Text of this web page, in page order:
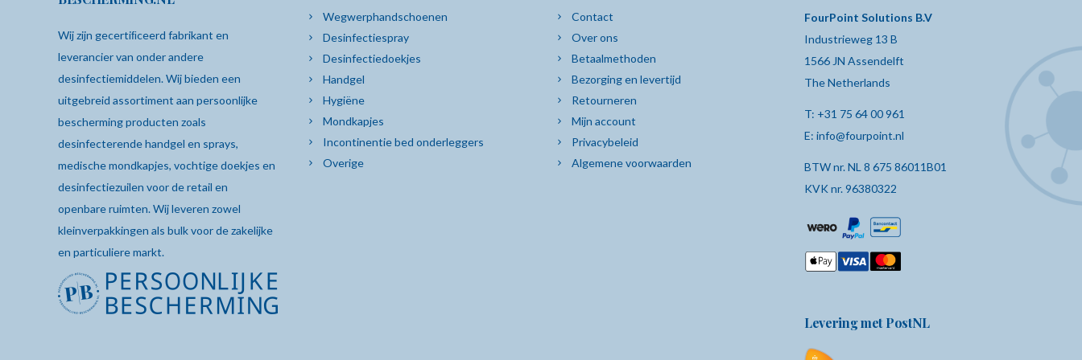
Wij zijn gecertiﬁceerd fabrikant en
leverancier van onder andere
desinfectiemiddelen. Wij bieden een
uitgebreid assortiment aan persoonlijke
bescherming producten zoals
desinfecterendehandgel en sprays,
medische mondkapjes, vochtige doekjes en
desinfectiezuilen voor de retail en
openbare ruimten. Wij leveren zowel
kleinverpakkingen als bulk voor de zakelijke
en particuliere markt.
Wegwerphandschoenen
Desinfectiespray
Desinfectiedoekjes
Handgel
Hygiëne
Mondkapjes
Incontinentie bed onderleggers
Overige
Contact
Over ons
Betaalmethoden
Bezorging en levertijd
Retourneren
Mijn account
Privacybeleid
Algemene voorwaarden
FourPoint Solutions B.V
Industrieweg 13 B
1566 JN Assendelft
The Netherlands
T: +31 75 64 00 961
E: info@fourpoint.nl
BTW nr. NL 8 675 86011B01
KVK nr. 96380322
Levering met PostNL